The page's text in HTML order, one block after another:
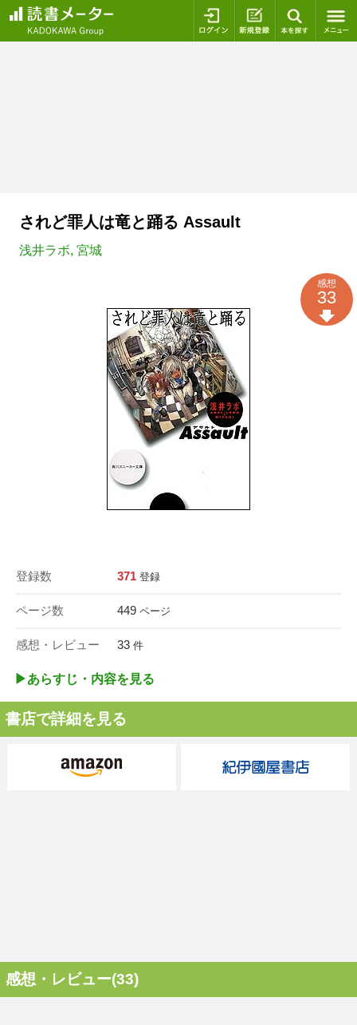
ログイン 新規登録
されど罪人は竜と踊る Assault
浅井ラボ, 宮城
登録数 371 登録
ページ数 449 ページ
感想・レビュー 33 件
感想
33
▶︎あらすじ・内容を見る
書店で詳細を見る
感想・レビュー(33)